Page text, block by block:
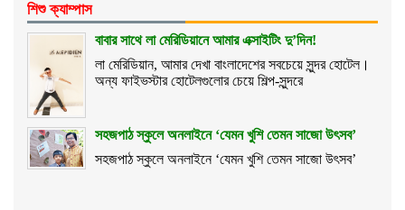
শিশু ক্যাম্পাস
বাবার সাথে লা মেরিডিয়ানে আমার এক্সাইটিং দু’দিন!
লা মেরিডিয়ান, আমার দেখা বাংলাদেশের সবচেয়ে সুন্দর হোটেল।
অন্য ফাইভস্টার হোটেলগুলোর চেয়ে শিল্প-সুন্দরে
সহজপাঠ স্কুলে অনলাইনে ‘যেমন খুশি তেমন সাজো উৎসব’
সহজপাঠ স্কুলে অনলাইনে ‘যেমন খুশি তেমন সাজো উৎসব’